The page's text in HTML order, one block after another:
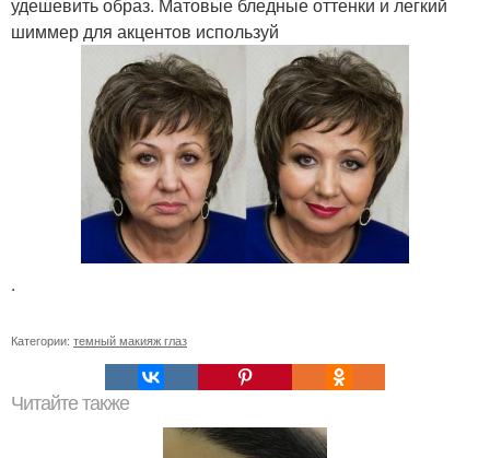
шиммер для акцентов используй
.
Категории: темный макияж глаз
Читайте также